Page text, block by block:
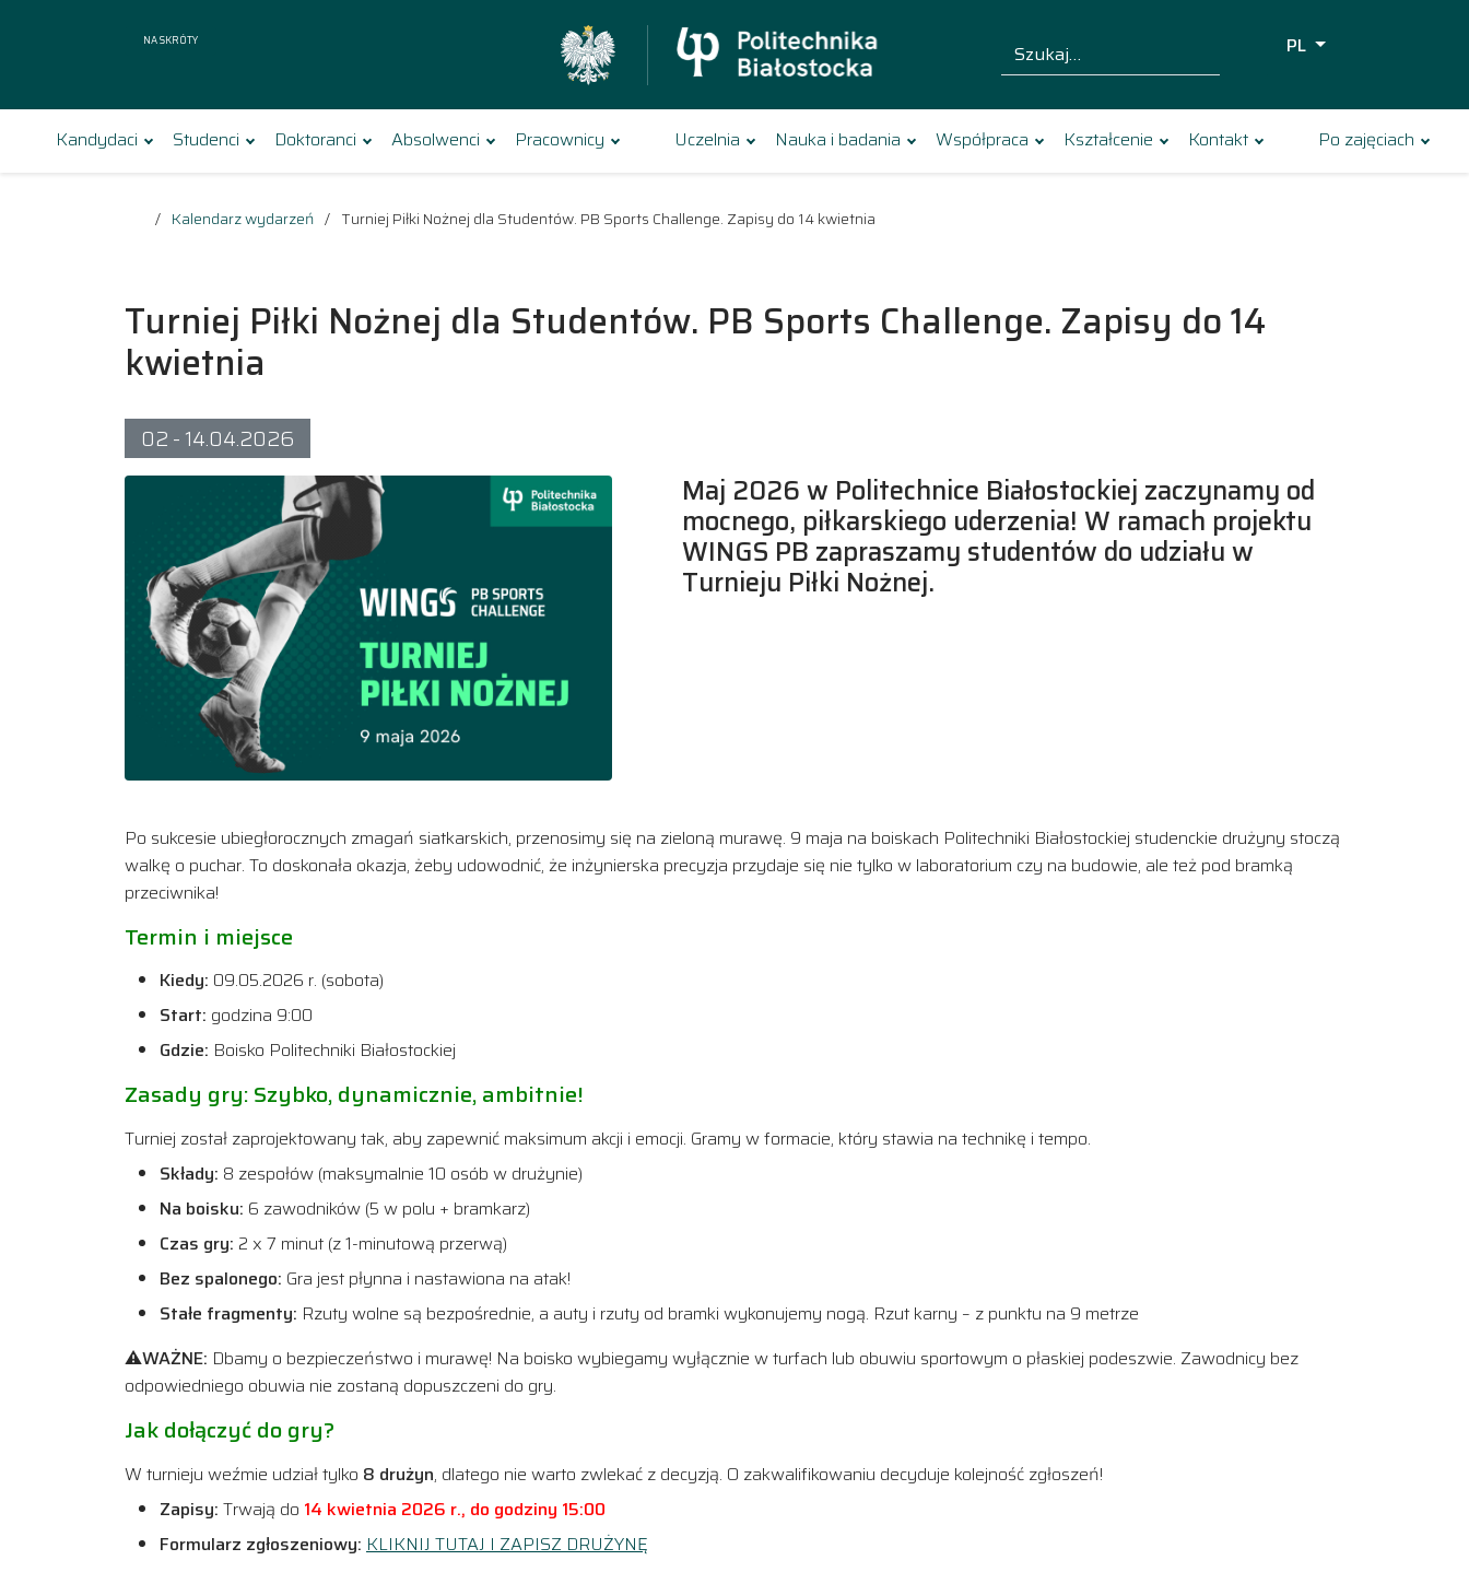
Na skróty Szukaj dla:
PL
Kandydaci Studenci Doktoranci Absolwenci Pracownicy Uczelnia Nauka i badania Współpraca Kształcenie Kontakt Po zajęciach
Kalendarz wydarzeń Turniej Piłki Nożnej dla Studentów. PB Sports Challenge. Zapisy do 14 kwietnia
Turniej Piłki Nożnej dla Studentów. PB Sports Challenge. Zapisy do 14
kwietnia
02 - 14.04.2026
Maj 2026 w Politechnice Białostockiej zaczynamy od
mocnego, piłkarskiego uderzenia! W ramach projektu
WINGS PB zapraszamy studentów do udziału w
Turnieju Piłki Nożnej.
Po sukcesie ubiegłorocznych zmagań siatkarskich, przenosimy się na zieloną murawę. 9 maja na boiskach Politechniki Białostockiej studenckie drużyny stoczą
walkę o puchar. To doskonała okazja, żeby udowodnić, że inżynierska precyzja przydaje się nie tylko w laboratorium czy na budowie, ale też pod bramką
przeciwnika!
Termin i miejsce
Kiedy: 09.05.2026 r. (sobota)
Start: godzina 9:00
Gdzie: Boisko Politechniki Białostockiej
Zasady gry: Szybko, dynamicznie, ambitnie!
Turniej został zaprojektowany tak, aby zapewnić maksimum akcji i emocji. Gramy w formacie, który stawia na technikę i tempo.
Składy: 8 zespołów (maksymalnie 10 osób w drużynie)
Na boisku: 6 zawodników (5 w polu + bramkarz)
Czas gry: 2 x 7 minut (z 1-minutową przerwą)
Bez spalonego: Gra jest płynna i nastawiona na atak!
Stałe fragmenty: Rzuty wolne są bezpośrednie, a auty i rzuty od bramki wykonujemy nogą. Rzut karny – z punktu na 9 metrze
⚠️WAŻNE: Dbamy o bezpieczeństwo i murawę! Na boisko wybiegamy wyłącznie w turfach lub obuwiu sportowym o płaskiej podeszwie. Zawodnicy bez
odpowiedniego obuwia nie zostaną dopuszczeni do gry.
Jak dołączyć do gry?
W turnieju weźmie udział tylko 8 drużyn, dlatego nie warto zwlekać z decyzją. O zakwalifikowaniu decyduje kolejność zgłoszeń!
Zapisy: Trwają do 14 kwietnia 2026 r., do godziny 15:00
Formularz zgłoszeniowy: KLIKNIJ TUTAJ I ZAPISZ DRUŻYNĘ